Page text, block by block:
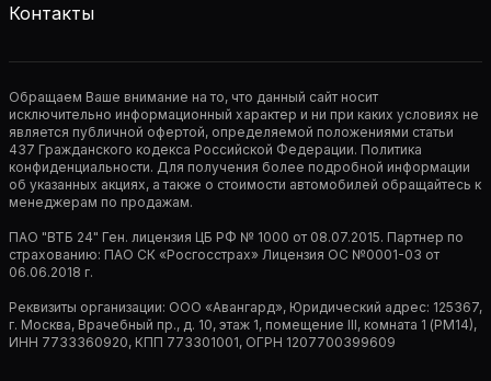
Контакты
Обращаем Ваше внимание на то, что данный сайт носит
исключительно информационный характер и ни при каких условиях не
является публичной офертой, определяемой положениями статьи
437 Гражданского кодекса Российской Федерации. Политика
конфиденциальности. Для получения более подробной информации
об указанных акциях, а также о стоимости автомобилей обращайтесь к
менеджерам по продажам.
ПАО "ВТБ 24" Ген. лицензия ЦБ РФ № 1000 от 08.07.2015. Партнер по
страхованию: ПАО СК «Росгосстрах» Лицензия ОС №0001-03 от
06.06.2018 г.
Реквизиты организации: ООО «Авангард», Юридический адрес: 125367,
г. Москва, Врачебный пр., д. 10, этаж 1, помещение III, комната 1 (РМ14),
ИНН 7733360920, КПП 773301001, ОГРН 1207700399609